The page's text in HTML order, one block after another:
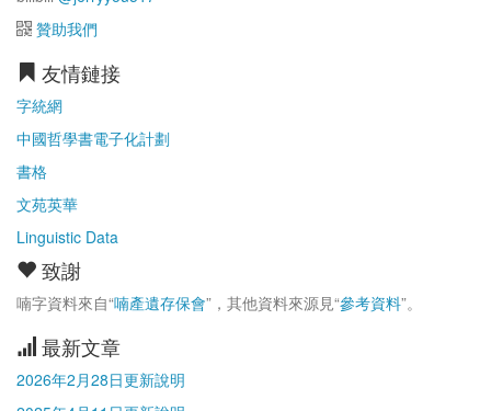
贊助我們
友情鏈接
字統網
中國哲學書電子化計劃
書格
文苑英華
Linguistic Data
致謝
喃字資料來自“喃產遺存保會”，其他資料來源見“參考資料”。
最新文章
2026年2月28日更新說明